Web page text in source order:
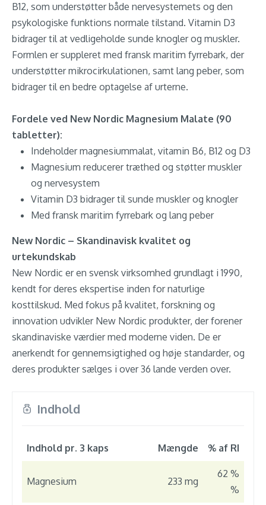
B12, som understøtter både nervesystemets og den
psykologiske funktions normale tilstand. Vitamin D3
bidrager til at vedligeholde sunde knogler og muskler.
Formlen er suppleret med fransk maritim fyrrebark, der
understøtter mikrocirkulationen, samt lang peber, som
bidrager til en bedre optagelse af urterne.
Fordele ved New Nordic Magnesium Malate (90
tabletter):
Indeholder magnesiummalat, vitamin B6, B12 og D3
Magnesium reducerer træthed og støtter muskler
og nervesystem
Vitamin D3 bidrager til sunde muskler og knogler
Med fransk maritim fyrrebark og lang peber
New Nordic – Skandinavisk kvalitet og
urtekundskab
New Nordic er en svensk virksomhed grundlagt i 1990,
kendt for deres ekspertise inden for naturlige
kosttilskud. Med fokus på kvalitet, forskning og
innovation udvikler New Nordic produkter, der forener
skandinaviske værdier med moderne viden. De er
anerkendt for gennemsigtighed og høje standarder, og
deres produkter sælges i over 36 lande verden over.
Indhold
Indhold pr. 3 kaps Mængde % af RI
Magnesium 233 mg
62 %
%